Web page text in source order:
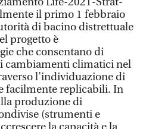
il primo 1 febbraio
di bacino distrettuale
progetto è
che consentano di
cambiamenti climatici nel
l’individuazione di
facilmente replicabili. In
produzione di
(strumenti e